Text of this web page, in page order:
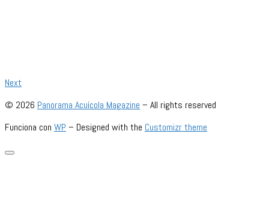
Next
© 2026 Panorama Acuícola Magazine – All rights reserved
Funciona con WP – Designed with the Customizr theme